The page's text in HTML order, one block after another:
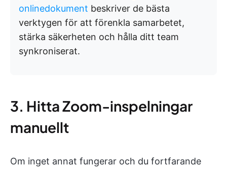
onlinedokument beskriver de bästa
verktygen för att förenkla samarbetet,
stärka säkerheten och hålla ditt team
synkroniserat.
3. Hitta Zoom-inspelningar
manuellt
Om inget annat fungerar och du fortfarande